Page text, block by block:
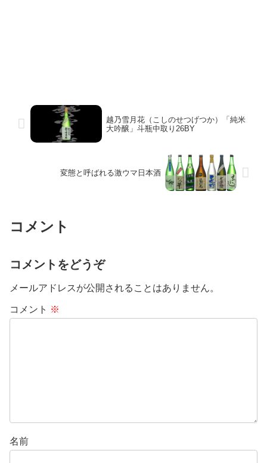
越乃雪月花（こしのせつげつか）「純米
大吟醸」斗瓶中取り26BY
変態と呼ばれる激ウマ日本酒
コメント
コメントをどうぞ
メールアドレスが公開されることはありません。
コメント ※
名前